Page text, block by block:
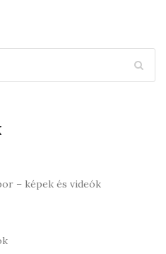
– képek és videók